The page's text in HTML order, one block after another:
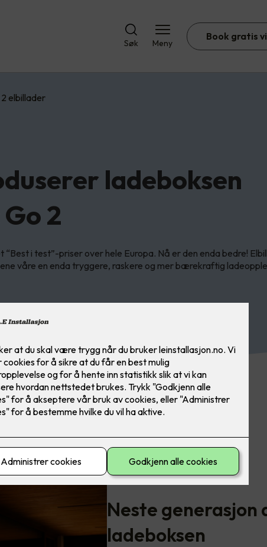
Søk Meny
Book gratis
elbillader
ladeboksen
2
“Best i test”-priser over hele Europa. Nå er den enda bedre!
våre en enda tryggere, raskere og mer bærekraftig
Neste generasjon
ladeboksen